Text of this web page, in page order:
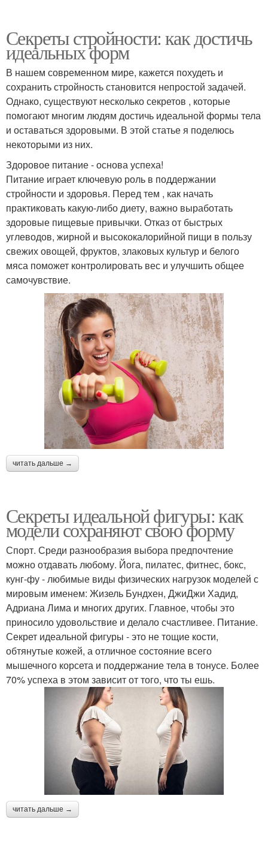
Секреты стройности: как достичь
идеальных форм
В нашем современном мире, кажется похудеть и
сохранить стройность становится непростой задачей.
Однако, существуют несколько секретов , которые
помогают многим людям достичь идеальной формы тела
и оставаться здоровыми. В этой статье я поделюсь
некоторыми из них.
Здоровое питание - основа успеха!
Питание играет ключевую роль в поддержании
стройности и здоровья. Перед тем , как начать
практиковать какую-либо диету, важно выработать
здоровые пищевые привычки. Отказ от быстрых
углеводов, жирной и высококалорийной пищи в пользу
свежих овощей, фруктов, злаковых культур и белого
мяса поможет контролировать вес и улучшить общее
самочувствие.
читать дальше →
Секреты идеальной фигуры: как
модели сохраняют свою форму
Спорт. Среди разнообразия выбора предпочтение
можно отдавать любому. Йога, пилатес, фитнес, бокс,
кунг-фу - любимые виды физических нагрузок моделей с
мировым именем: Жизель Бундхен, ДжиДжи Хадид,
Адриана Лима и многих других. Главное, чтобы это
приносило удовольствие и делало счастливее. Питание.
Секрет идеальной фигуры - это не тощие кости,
обтянутые кожей, а отличное состояние всего
мышечного корсета и поддержание тела в тонусе. Более
70% успеха в этом зависит от того, что ты ешь.
читать дальше →